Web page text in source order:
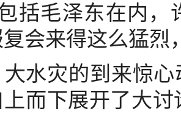
括毛泽东在内，
复会来得这么猛烈
灾的到来惊心
上而下展开了大